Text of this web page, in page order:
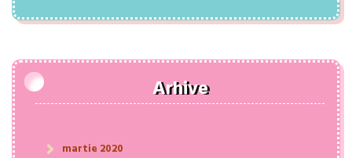
Arhive
martie 2020